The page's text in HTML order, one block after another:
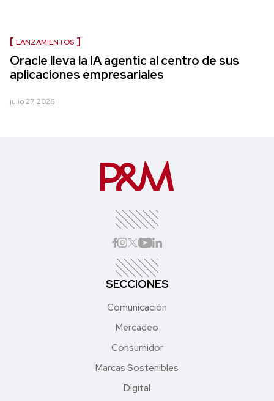
LANZAMIENTOS
Oracle lleva la IA agentic al centro de sus
aplicaciones empresariales
julio 27, 2026
SECCIONES
Comunicación
Mercadeo
Consumidor
Marcas Sostenibles
Digital